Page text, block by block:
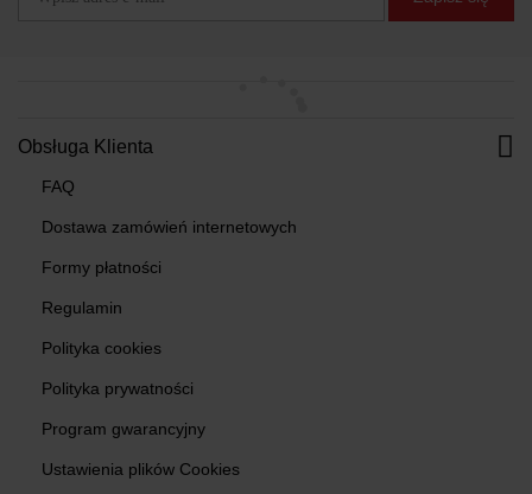
Obsługa Klienta
FAQ
Dostawa zamówień internetowych
Formy płatności
Regulamin
Polityka cookies
Polityka prywatności
Program gwarancyjny
Ustawienia plików Cookies